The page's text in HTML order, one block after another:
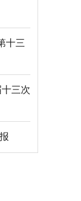
十三
三次